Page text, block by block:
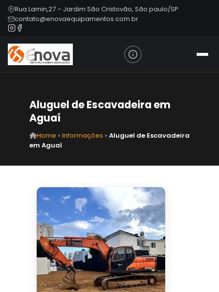
Rua Lamin,27 – Jardim São Cristovão, São paulo/SP
contato@enovaequipamentos.com.br
Aluguel de Escavadeira em
Aguaí
Home » Informações » Aluguel de Escavadeira
em Aguaí